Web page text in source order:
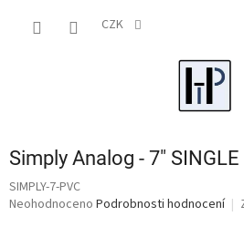
CZK
Simply Analog - 7" SINGLE
SIMPLY-7-PVC
Průměrné
Neohodnoceno Podrobnosti hodnocení